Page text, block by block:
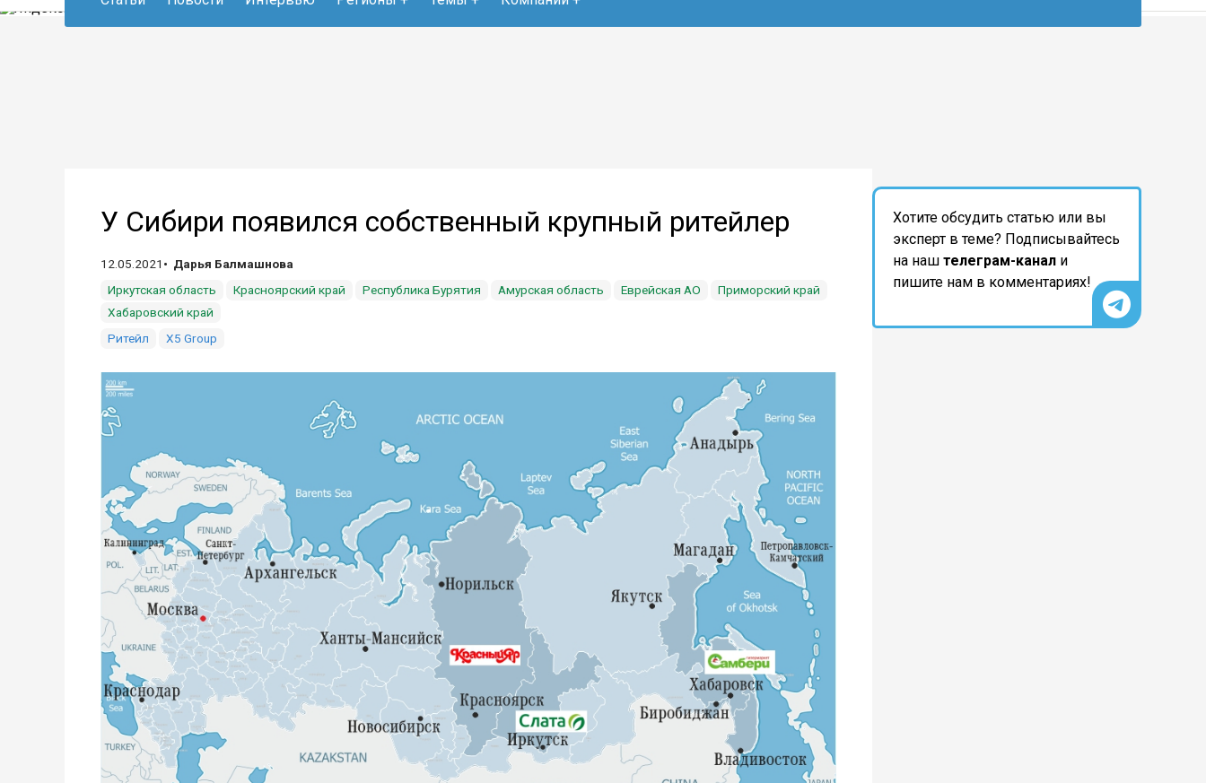
У Сибири появился собственный крупный ритейлер
12.05.2021
Дарья Балмашнова
Иркутская область
Красноярский край Республика Бурятия Амурская область Еврейская АО
Приморский край
Хабаровский край
Ритейл
X5 Group
Хотите обсудить статью или вы
эксперт в теме? Подписывайтесь
на наш телеграм-канал и
пишите нам в комментариях!